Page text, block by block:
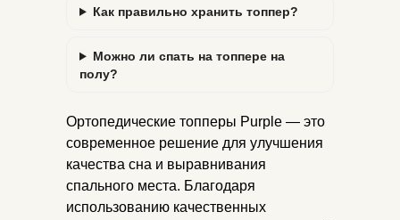
Как правильно хранить топпер?
Можно ли спать на топпере на
полу?
Ортопедические топперы Purple — это
современное решение для улучшения
качества сна и выравнивания
спального места. Благодаря
использованию качественных